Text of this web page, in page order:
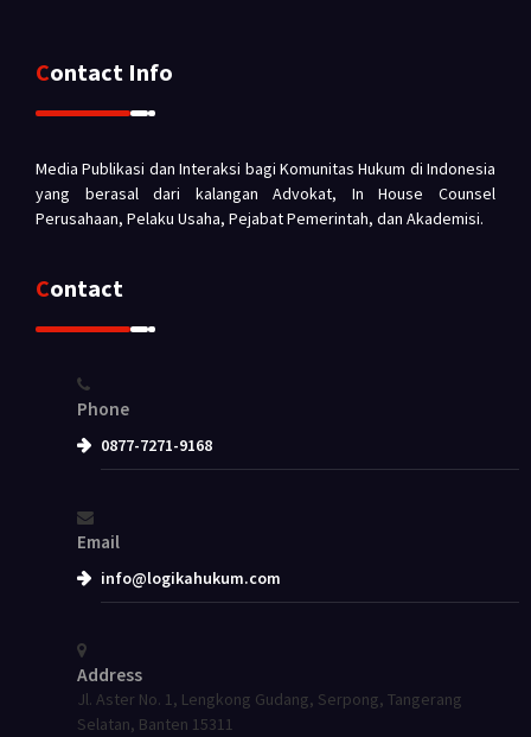
Contact Info
Media Publikasi dan Interaksi bagi Komunitas Hukum di Indonesia
yang berasal dari kalangan Advokat, In House Counsel
Perusahaan, Pelaku Usaha, Pejabat Pemerintah, dan Akademisi.
Contact
Phone
0877-7271-9168
Email
info@logikahukum.com
Address
Jl. Aster No. 1, Lengkong Gudang, Serpong, Tangerang
Selatan, Banten 15311